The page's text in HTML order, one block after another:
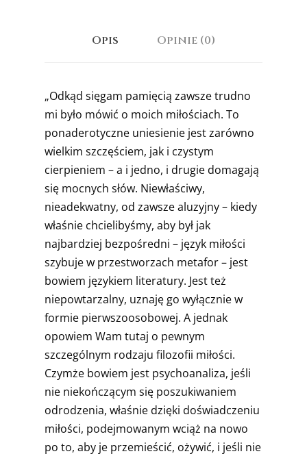
Opis Opinie (0)
„Odkąd sięgam pamięcią zawsze trudno
mi było mówić o moich miłościach. To
ponaderotyczne uniesienie jest zarówno
wielkim szczęściem, jak i czystym
cierpieniem – a i jedno, i drugie domagają
się mocnych słów. Niewłaściwy,
nieadekwatny, od zawsze aluzyjny – kiedy
właśnie chcielibyśmy, aby był jak
najbardziej bezpośredni – język miłości
szybuje w przestworzach metafor – jest
bowiem językiem literatury. Jest też
niepowtarzalny, uznaję go wyłącznie w
formie pierwszoosobowej. A jednak
opowiem Wam tutaj o pewnym
szczególnym rodzaju filozofii miłości.
Czymże bowiem jest psychoanaliza, jeśli
nie niekończącym się poszukiwaniem
odrodzenia, właśnie dzięki doświadczeniu
miłości, podejmowanym wciąż na nowo
po to, aby je przemieścić, ożywić, i jeśli nie